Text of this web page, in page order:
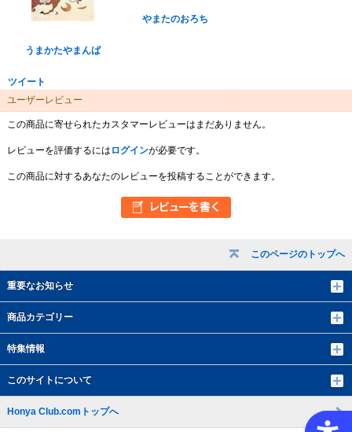
このページのトップへ
重要なお知らせ
商品カテゴリー
特集情報
このサイトについて
うまかたやまんば
やまたのおろち
ツイート
ユーザーレビュー
この商品に寄せられたカスタマーレビューはまだありません。
レビューを評価するには ログインが必要です。
この商品に対するあなたのレビューを投稿することができます。
Honya Club.comトップへ